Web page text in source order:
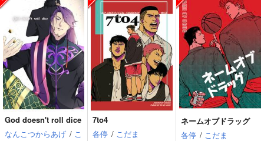
God doesn't roll dice
なんこつからあげ / こ
7to4
各停 / こだま
ネームオブドラッグ
各停 / こだま